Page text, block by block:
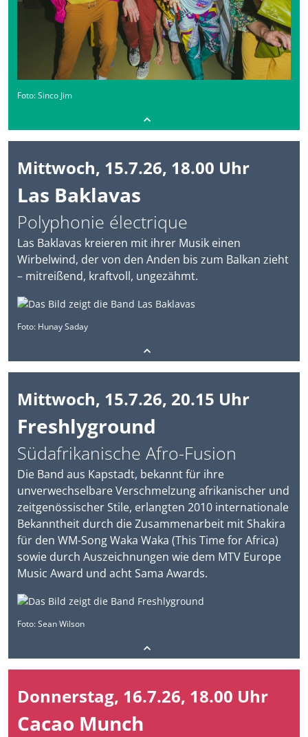
Foto: Sinco Jim
Mittwoch, 15.7.26, 18.00 Uhr
Las Baklavas
Polyphonie électrique
Las Baklavas kreieren mit ihrer Musik einen
Wirbelwind, der von den Anden bis zum Balkan zieht
– mitreißend, kraftvoll, ungezähmt.
Foto: Hunay Saday
Mittwoch, 15.7.26, 20.15 Uhr
Freshlyground
Südafrikanische Afro-Fusion
Die Band aus Kapstadt, bekannt für ihre
unverwechselbare Verschmelzung afrikanischer und
zeitgenössischer Stile, erlangten 2010 internationale
Bekanntheit durch die Zusammenarbeit mit Shakira
für den WM-Song Waka Waka (This Time for Africa)
sowie durch Auszeichnungen wie dem MTV Europe
Music Award und acht Sama Awards.
Foto: Sean Wilson
Donnerstag, 16.7.26, 18.00 Uhr
Cacao Munch